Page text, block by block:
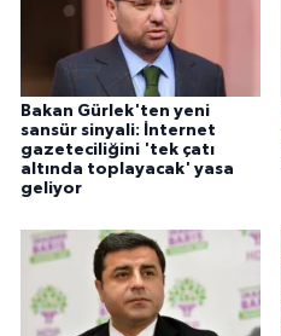
Bakan Gürlek'ten yeni
sansür sinyali: İnternet
gazeteciliğini 'tek çatı
altında toplayacak' yasa
geliyor